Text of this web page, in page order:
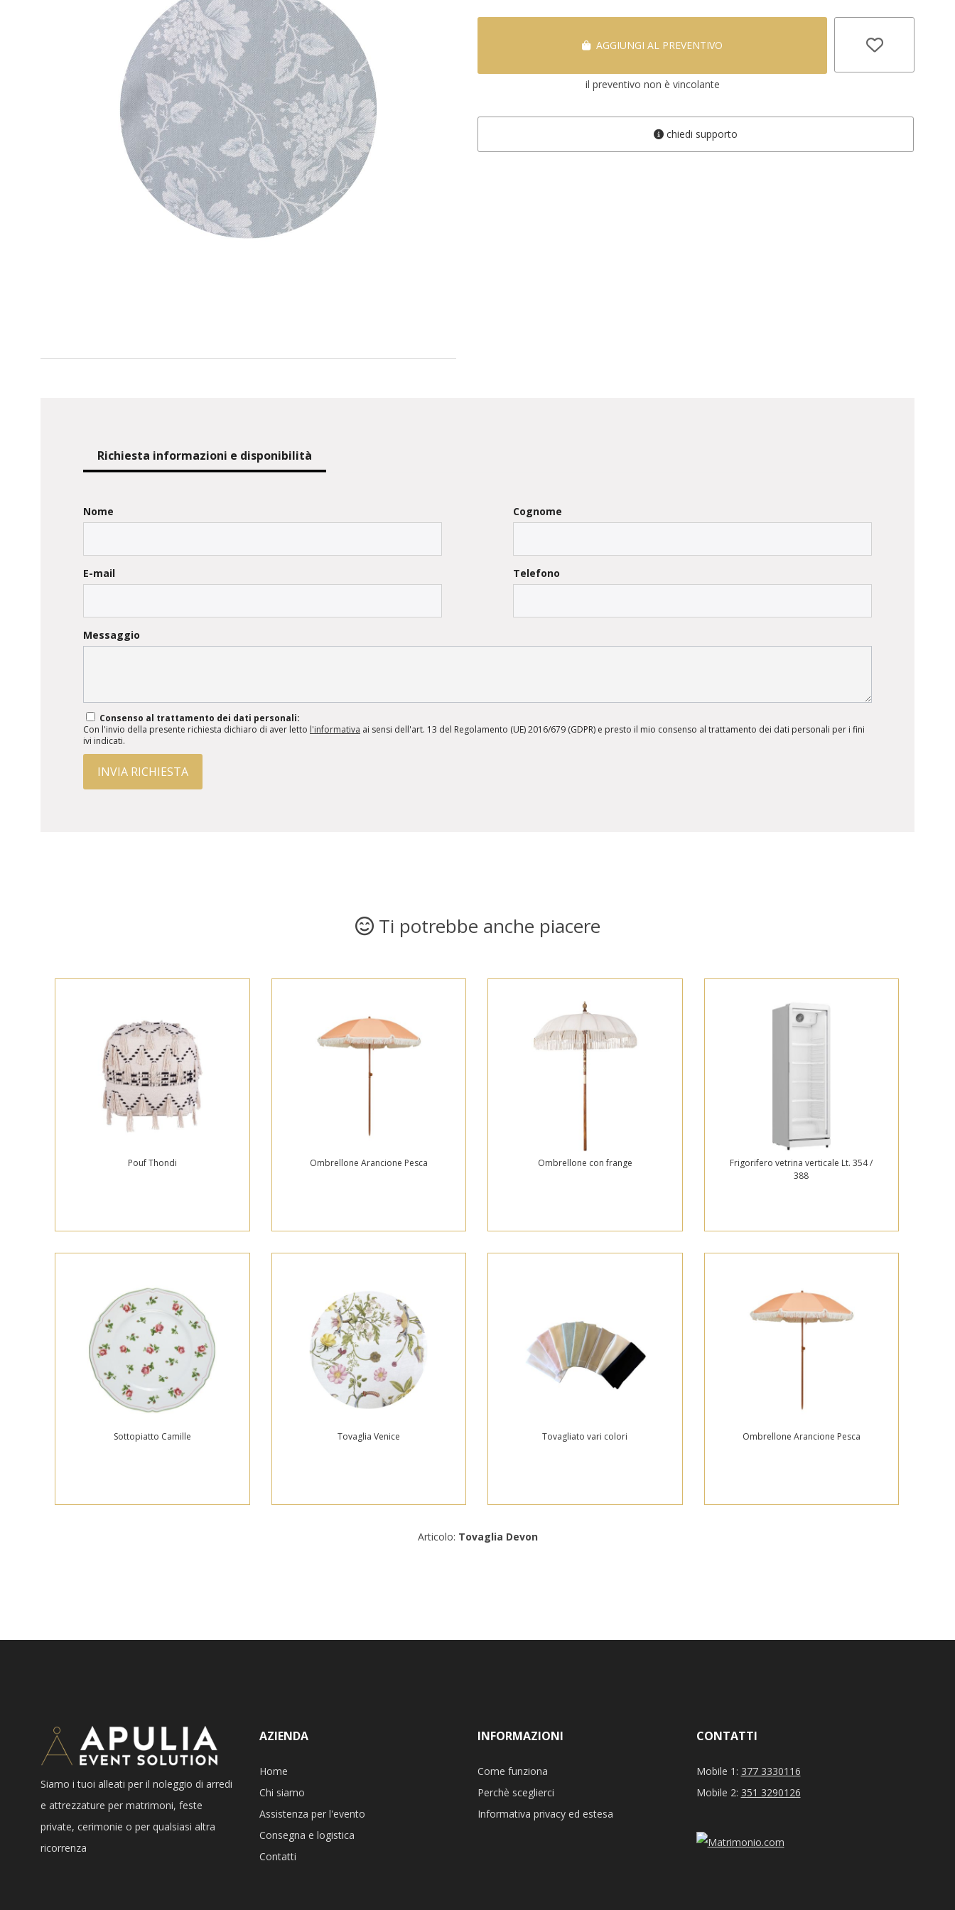
AGGIUNGI AL PREVENTIVO
il preventivo non è vincolante
chiedi supporto
Richiesta informazioni e disponibilità
Nome Cognome
E-mail Telefono
Messaggio
Consenso al trattamento dei dati personali:
Con l'invio della presente richiesta dichiaro di aver letto l'informativa ai sensi dell'art. 13 del Regolamento (UE) 2016/679 (GDPR) e presto il mio consenso al trattamento dei dati personali per i fini
ivi indicati.
INVIA RICHIESTA
Ti potrebbe anche piacere
Pouf Thondi Ombrellone Arancione Pesca Ombrellone con frange
Frigorifero vetrina verticale Lt. 354 /
388
Sottopiatto Camille Tovaglia Venice Tovagliato vari colori Ombrellone Arancione Pesca
Articolo: Tovaglia Devon
Siamo i tuoi alleati per il noleggio di arredi
e attrezzature per matrimoni, feste
private, cerimonie o per qualsiasi altra
ricorrenza
AZIENDA
Home
Chi siamo
Assistenza per l'evento
Consegna e logistica
Contatti
INFORMAZIONI
Come funziona
Perchè sceglierci
Informativa privacy ed estesa
CONTATTI
Mobile 1: 377 3330116
Mobile 2: 351 3290126